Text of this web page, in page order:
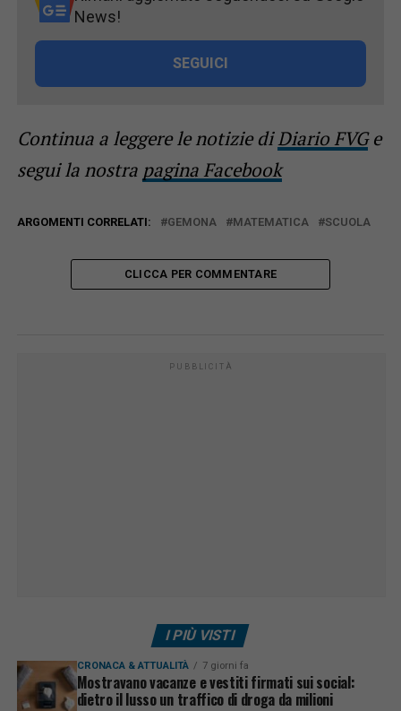
News!
SEGUICI
Continua a leggere le notizie diDiario FVGe
segui la nostra pagina Facebook
ARGOMENTI CORRELATI: GEMONA MATEMATICA SCUOLA
CLICCA PER COMMENTARE
PUBBLICITÀ
I PIÙ VISTI
CRONACA & ATTUALITÀ 7 giorni fa
Mostravano vacanze e vestiti firmati sui social:
dietro il lusso un traffico di droga da milioni